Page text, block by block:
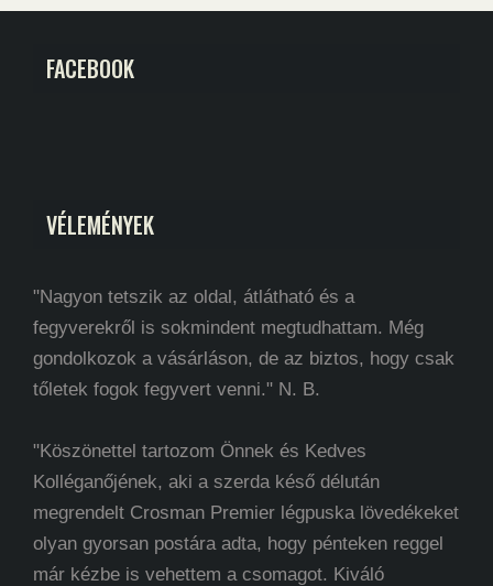
FACEBOOK
VÉLEMÉNYEK
"Nagyon tetszik az oldal, átlátható és a
fegyverekről is sokmindent megtudhattam. Még
gondolkozok a vásárláson, de az biztos, hogy csak
tőletek fogok fegyvert venni." N. B.
"Köszönettel tartozom Önnek és Kedves
Kolléganőjének, aki a szerda késő délután
megrendelt Crosman Premier légpuska lövedékeket
olyan gyorsan postára adta, hogy pénteken reggel
már kézbe is vehettem a csomagot. Kiváló